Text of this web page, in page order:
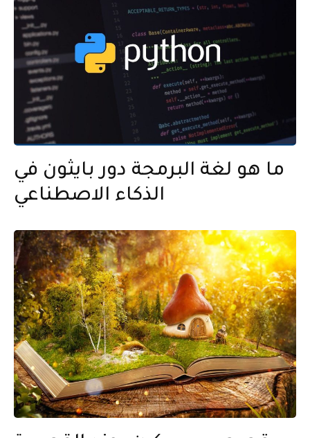
ما هو لغة البرمجة دور بايثون في
الذكاء الاصطناعي